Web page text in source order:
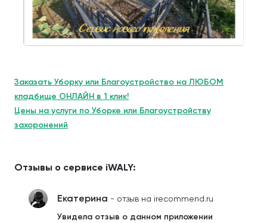
Заказать Уборку или Благоустройство на ЛЮБОМ
кладбище ОНЛАЙН в 1 клик!
Цены на услуги по Уборке или Благоустройству
захоронений
Отзывы о сервисе iWALY:
Екатерина - отзыв на irecommend.ru
Увидела отзыв о данном приложении